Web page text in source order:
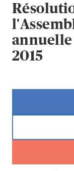
2015